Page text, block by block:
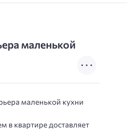
маленькой
в квартире доставляет